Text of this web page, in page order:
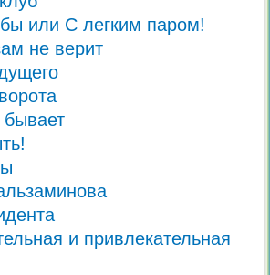
или С легким паром!
не верит
и привлекательная